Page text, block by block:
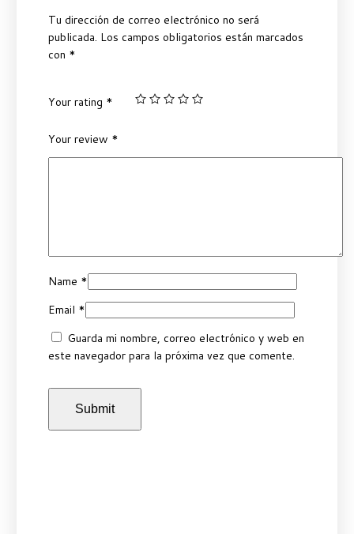
Tu dirección de correo electrónico no será
publicada. Los campos obligatorios están marcados
con *
Your rating *
Your review *
Name *
Email *
Guarda mi nombre, correo electrónico y web en
este navegador para la próxima vez que comente.